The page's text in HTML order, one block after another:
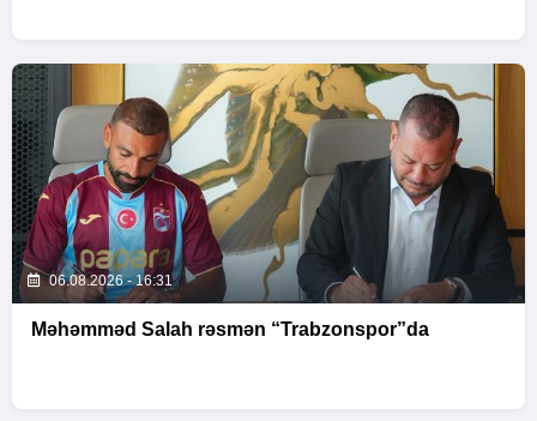
06.08.2026 - 16:31
Məhəmməd Salah rəsmən “Trabzonspor”da